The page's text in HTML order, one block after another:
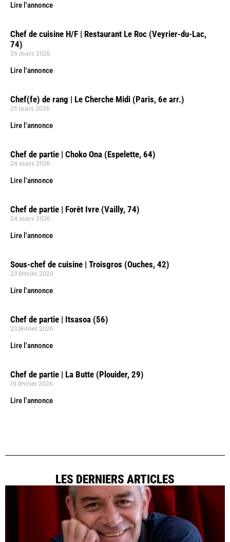
Lire l'annonce
Chef de cuisine H/F | Restaurant Le Roc (Veyrier-du-Lac,
74)
26 mars 2026
Lire l'annonce
Chef(fe) de rang | Le Cherche Midi (Paris, 6e arr.)
25 mars 2026
Lire l'annonce
Chef de partie | Choko Ona (Espelette, 64)
24 mars 2026
Lire l'annonce
Chef de partie | Forêt Ivre (Vailly, 74)
24 mars 2026
Lire l'annonce
Sous-chef de cuisine | Troisgros (Ouches, 42)
23 février 2026
Lire l'annonce
Chef de partie | Itsasoa (56)
23 février 2026
Lire l'annonce
Chef de partie | La Butte (Plouider, 29)
19 février 2026
Lire l'annonce
LES DERNIERS ARTICLES